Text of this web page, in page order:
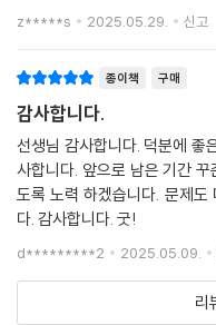
z*****s 2025.05.29. 신고
종이책 구매
감사합니다.
선생님 감사합니다. 덕분에 좋
사합니다. 앞으로 남은 기간
도록 노력 하겠습니다. 문제도
다. 감사합니다. 굿!
d*********2 2025.05.09.
리